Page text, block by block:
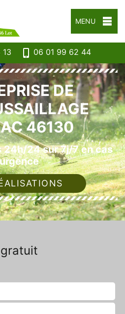
MENU
06 01 99 62 44
DE
46130
24h/24 sur 7j/7 en cas